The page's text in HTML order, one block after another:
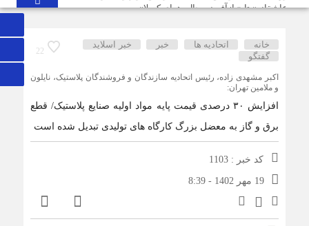
عاشقانه» تا «بازآفرینی حال‌وهوای کربلا»
نوسازی صنعت، ارتقای کیفیت و توسعه محصولات دوستدار
مردم افزایش بی رویه قیمت اجاره‌بها را از چشم مشاوران
املاک می‌بینند؛ این در حالی است که ما در این موضوع
بی‌گناهیم
رکود صنعت منسوجات، سفارش‌های رنگرزی و چاپ پارچه را
کاهش داده است
22
خانه اتحادیه ها خبر
خبر اسلايد
گفتگو
اکبر مشهدی زاده، رئیس اتحادیه سازندگان و فروشندگان پلاستیک، نایلون
و ملامین تهران:
افزایش ۳۰ درصدی قیمت پایه مواد اولیه صنایع پلاستیک/ قطع
برق و گاز به معضل بزرگ کارگاه های تولیدی تبدیل شده است
کد خبر : 1103
19 مهر 1402 - 8:39